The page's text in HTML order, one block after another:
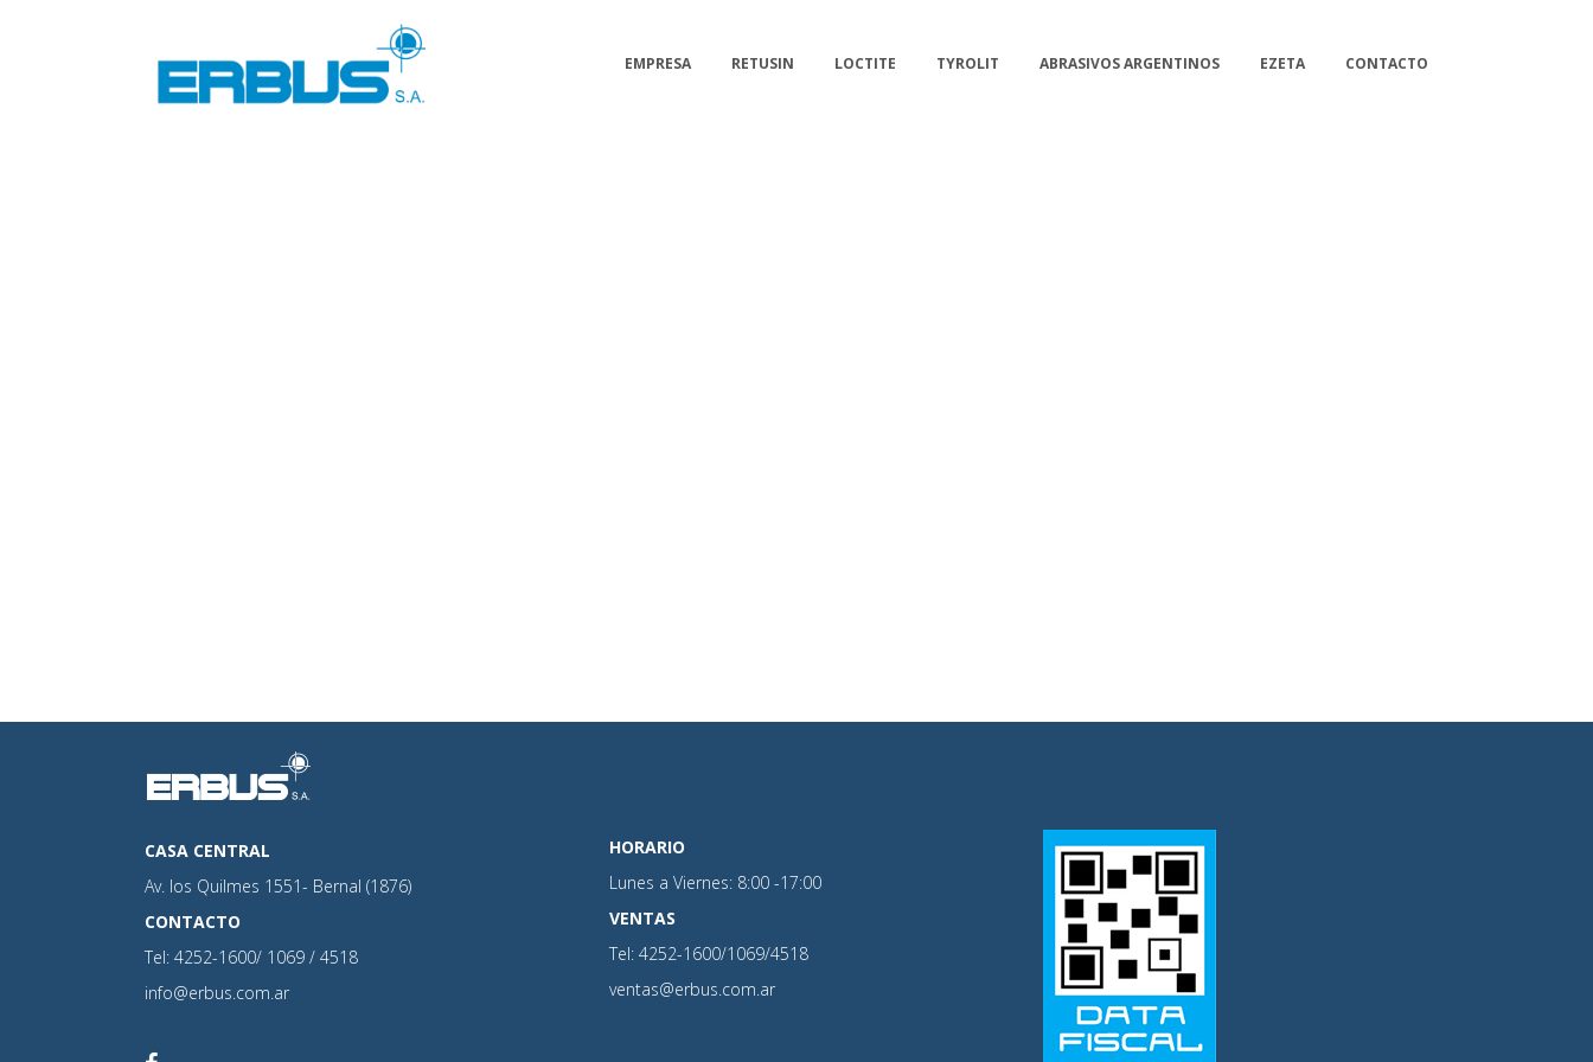
EMPRESA RETUSIN LOCTITE TYROLIT ABRASIVOS ARGENTINOS EZETA CONTACTO
CASA CENTRAL
Av. los Quilmes 1551- Bernal (1876)
CONTACTO
Tel: 4252-1600/ 1069 / 4518
info@erbus.com.ar
HORARIO
Lunes a Viernes: 8:00 -17:00
VENTAS
Tel: 4252-1600/1069/4518
ventas@erbus.com.ar